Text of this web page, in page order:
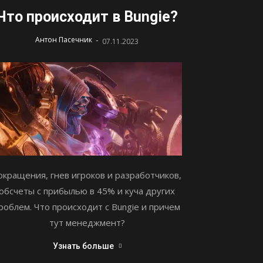
происходит в Bungie?
Антон Пасечник - 07.11.2023
гнев игроков и разработчиков,
с прибылью в 45% и куча других
Что происходит с Bungie и причем
тут менеджмент?
Узнать больше